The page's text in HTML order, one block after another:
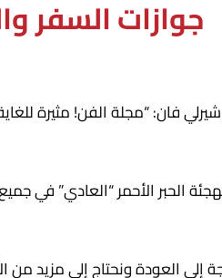
جوازات السفر
فان: “مجلة الفن! مثيرة